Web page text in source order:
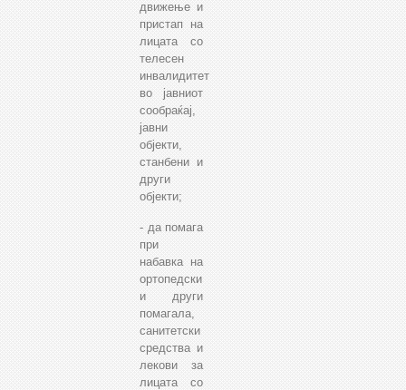
движење и
пристап на
лицата со
телесен
инвалидитет
во јавниот
сообраќај,
јавни
објекти,
станбени и
други
објекти;
- да помага
при
набавка на
ортопедски
и други
помагала,
санитетски
средства и
лекови за
лицата со